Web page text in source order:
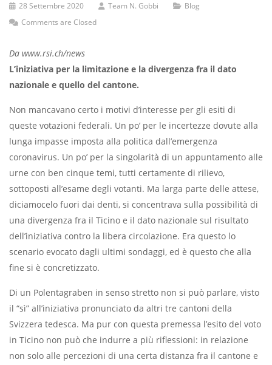
28 Settembre 2020 Team N. Gobbi
Blog
Comments are Closed
Da www.rsi.ch/news
L’iniziativa per la limitazione e la divergenza fra il dato
nazionale e quello del cantone.
Non mancavano certo i motivi d’interesse per gli esiti di
queste votazioni federali. Un po’ per le incertezze dovute alla
lunga impasse imposta alla politica dall’emergenza
coronavirus. Un po’ per la singolarità di un appuntamento alle
urne con ben cinque temi, tutti certamente di rilievo,
sottoposti all’esame degli votanti. Ma larga parte delle attese,
diciamocelo fuori dai denti, si concentrava sulla possibilità di
una divergenza fra il Ticino e il dato nazionale sul risultato
dell’iniziativa contro la libera circolazione. Era questo lo
scenario evocato dagli ultimi sondaggi, ed è questo che alla
fine si è concretizzato.
Di un Polentagraben in senso stretto non si può parlare, visto
il “sì” all’iniziativa pronunciato da altri tre cantoni della
Svizzera tedesca. Ma pur con questa premessa l’esito del voto
in Ticino non può che indurre a più riflessioni: in relazione
non solo alle percezioni di una certa distanza fra il cantone e